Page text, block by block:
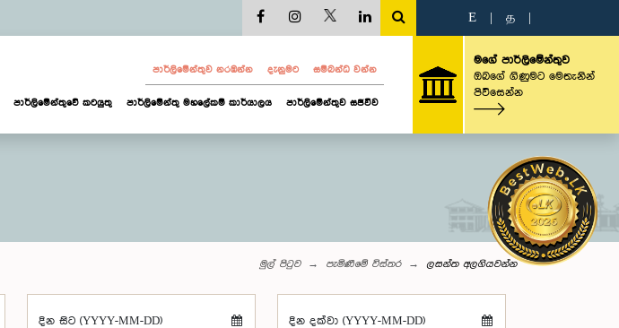
E த
පාර්ලි‌මේන්තුව නරඹන්න දැනුමට සම්බන්ධ වන්න
පාර්ලිමේන්තුවේ කටයුතු පාර්ලිමේන්තු මහලේකම් කාර්යාලය පාර්ලිමේන්තුව සජීවීව
මගේ පාර්ලිමේන්තුව
ඔබගේ ගිණුමට මෙතැනින්
පිවිසෙන්න
මුල් පිටුව පැමිණීමේ විස්තර ලසන්ත අලගියවන්න
දින සිට (YYYY-MM-DD) දින දක්වා (YYYY-MM-DD)